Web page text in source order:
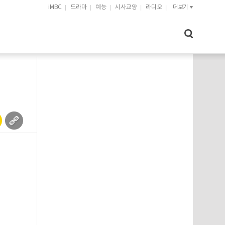
iMBC 드라마 예능 시사교양 라디오 더보기